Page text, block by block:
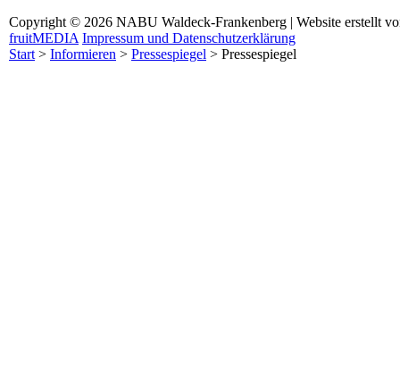
Copyright © 2026 NABU Waldeck-Frankenberg | Website erstellt
fruitMEDIA Impressum und Datenschutzerklärung
Start > Informieren > Pressespiegel > Pressespiegel